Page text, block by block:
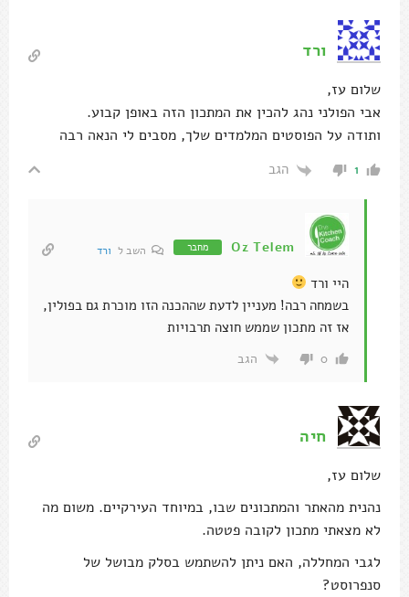
ורד
שלום עז,
אבי הפולני נהג להכין את המתכון הזה באופן קבוע.
ותודה על הפוסטים המלמדים שלך, מסבים לי הנאה רבה
1 הגב
Oz Telem מחבר השב ל ורד
היי ורד
בשמחה רבה! מעניין לדעת שההכנה הזו מוכרת גם בפולין,
אז זה מתכון שממש חוצה תרבויות
0 הגב
חיה
שלום עז,
נהנית מהאתר והמתכונים שבו, במיוחד העירקיים. משום מה
לא מצאתי מתכון לקובה פטטה.
לגבי המחללה, האם ניתן להשתמש בסלק מבושל של
סנפרוסט?